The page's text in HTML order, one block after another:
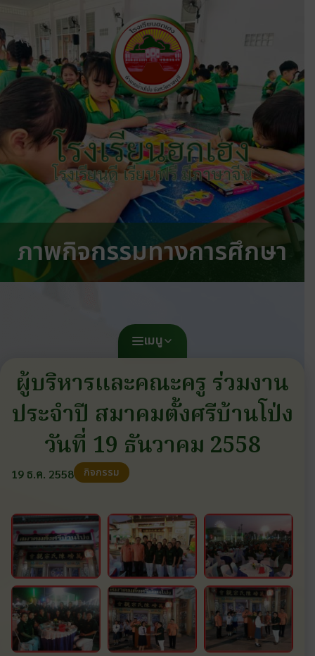
โรงเรียนฮกเฮง
โรงเรียนดี เรียนฟรี มีภาษาจีน
ภาพกิจกรรมทางการศึกษา
เมนู
ผู้บริหารและคณะครู ร่วมงาน
ประจำปี สมาคมตั้งศรีบ้านโป่ง
วันที่ 19 ธันวาคม 2558
19 ธ.ค. 2558 กิจกรรม